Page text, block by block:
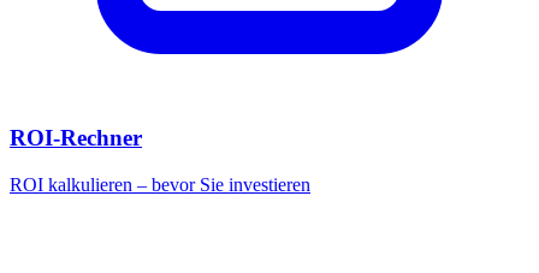
ROI-Rechner
ROI kalkulieren – bevor Sie investieren